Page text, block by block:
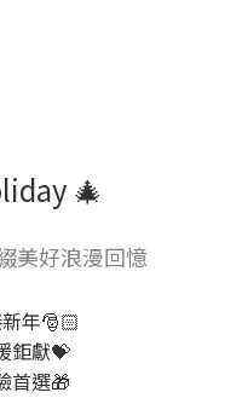
🎄
美好浪漫回憶
年🎅🏻
鉅獻💝
首選🎁